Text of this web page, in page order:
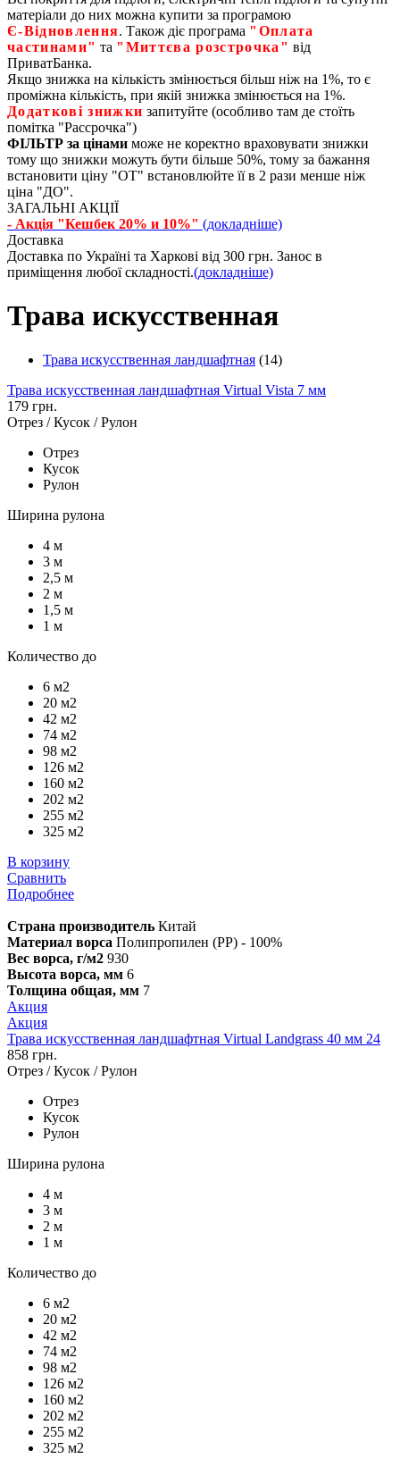
матеріали до них можна купити за програмою
Є‑Відновлення. Також діє програма "Оплата
частинами" та "Миттєва розстрочка" від
ПриватБанка.
Якщо знижка на кількість змінюється більш ніж на 1%, то є
проміжна кількість, при якій знижка змінюється на 1%.
Додаткові знижки запитуйте (особливо там де стоїть
помітка "Рассрочка")
ФІЛЬТР за цінами може не коректно враховувати знижки
тому що знижки можуть бути більше 50%, тому за бажання
встановити ціну "ОТ" встановлюйте її в 2 рази менше ніж
ціна "ДО".
ЗАГАЛЬНІ АКЦІЇ
- Акція "Кешбек 20% и 10%" (докладніше)
Доставка
Доставка по Україні та Харкові від 300 грн. Занос в
приміщення любої складності.(докладніше)
Трава искусственная
Трава искусственная ландшафтная (14)
Трава искусственная ландшафтная Virtual Vista 7 мм
179 грн.
Отрез / Кусок / Рулон
Отрез
Кусок
Рулон
Ширина рулона
4 м
3 м
2,5 м
2 м
1,5 м
1 м
Количество до
6 м2
20 м2
42 м2
74 м2
98 м2
126 м2
160 м2
202 м2
255 м2
325 м2
В корзину
Сравнить
Подробнее
Страна производитель Китай
Материал ворса Полипропилен (PP) - 100%
Вес ворса, г/м2 930
Высота ворса, мм 6
Толщина общая, мм 7
Акция
Акция
Трава искусственная ландшафтная Virtual Landgrass 40 мм 24
858 грн.
Отрез / Кусок / Рулон
Отрез
Кусок
Рулон
Ширина рулона
4 м
3 м
2 м
1 м
Количество до
6 м2
20 м2
42 м2
74 м2
98 м2
126 м2
160 м2
202 м2
255 м2
325 м2